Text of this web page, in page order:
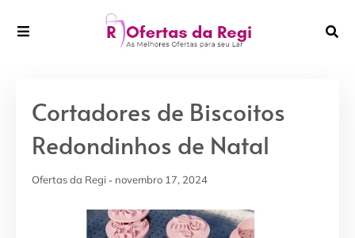
Cortadores de Biscoitos
Redondinhos de Natal
Ofertas da Regi novembro 17, 2024